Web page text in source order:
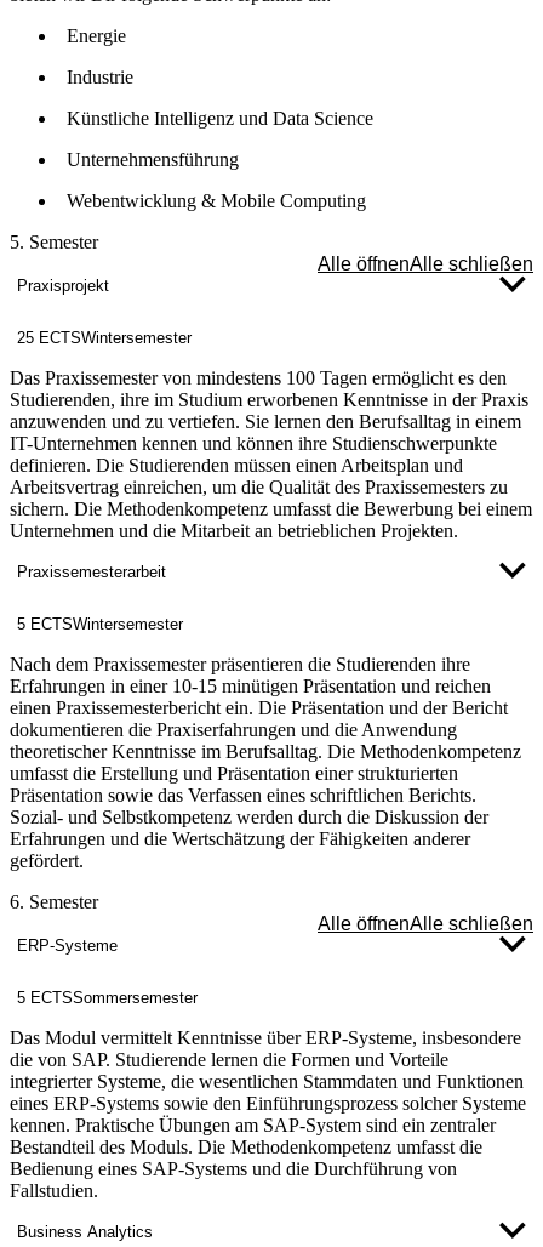
Energie
Industrie
Künstliche Intelligenz und Data Science
Unternehmensführung
Webentwicklung & Mobile Computing
5. Semester
Alle öffnenAlle schließen
Praxisprojekt
25 ECTSWintersemester
Das Praxissemester von mindestens 100 Tagen ermöglicht es den
Studierenden, ihre im Studium erworbenen Kenntnisse in der Praxis
anzuwenden und zu vertiefen. Sie lernen den Berufsalltag in einem
IT-Unternehmen kennen und können ihre Studienschwerpunkte
definieren. Die Studierenden müssen einen Arbeitsplan und
Arbeitsvertrag einreichen, um die Qualität des Praxissemesters zu
sichern. Die Methodenkompetenz umfasst die Bewerbung bei einem
Unternehmen und die Mitarbeit an betrieblichen Projekten.
Praxissemesterarbeit
5 ECTSWintersemester
Nach dem Praxissemester präsentieren die Studierenden ihre
Erfahrungen in einer 10-15 minütigen Präsentation und reichen
einen Praxissemesterbericht ein. Die Präsentation und der Bericht
dokumentieren die Praxiserfahrungen und die Anwendung
theoretischer Kenntnisse im Berufsalltag. Die Methodenkompetenz
umfasst die Erstellung und Präsentation einer strukturierten
Präsentation sowie das Verfassen eines schriftlichen Berichts.
Sozial- und Selbstkompetenz werden durch die Diskussion der
Erfahrungen und die Wertschätzung der Fähigkeiten anderer
gefördert.
6. Semester
Alle öffnenAlle schließen
ERP-Systeme
5 ECTSSommersemester
Das Modul vermittelt Kenntnisse über ERP-Systeme, insbesondere
die von SAP. Studierende lernen die Formen und Vorteile
integrierter Systeme, die wesentlichen Stammdaten und Funktionen
eines ERP-Systems sowie den Einführungsprozess solcher Systeme
kennen. Praktische Übungen am SAP-System sind ein zentraler
Bestandteil des Moduls. Die Methodenkompetenz umfasst die
Bedienung eines SAP-Systems und die Durchführung von
Fallstudien.
Business Analytics